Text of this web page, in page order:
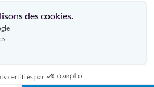
des cookies.
certifiés par
AUSSI